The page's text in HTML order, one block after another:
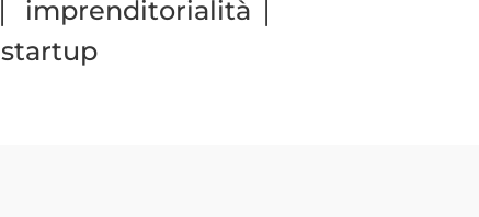
imprenditorialità
startup